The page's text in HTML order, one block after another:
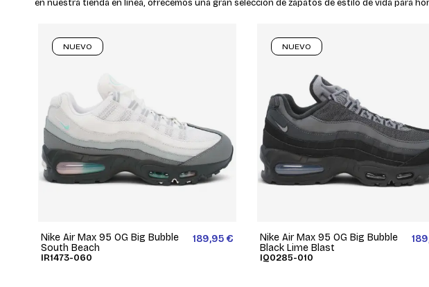
en nuestra tienda en línea, ofrecemos una gran selección de zapatos de estilo de vida para
Nike Air Max 95 OG Big Bubble
South Beach
IR1473-060
189,95 €
NUEVO
Nike Air Max 95 OG Big Bubble
Black Lime Blast
IQ0285-010
NUEVO